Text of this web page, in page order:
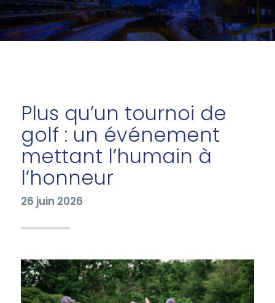
Plus qu’un tournoi de
golf : un événement
mettant l’humain à
l’honneur
26 juin 2026